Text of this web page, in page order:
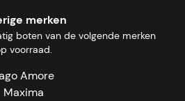
merken
boten van de volgende merken
voorraad.
Amore
Maxima